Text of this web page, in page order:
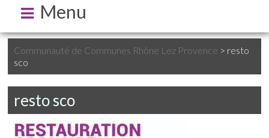
Menu
Communauté de Communes Rhône Lez Provence > resto
sco
resto sco